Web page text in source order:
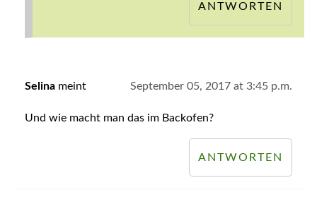
ANTWORTEN
Selina meint September 05, 2017 at 3:45 p.m.
Und wie macht man das im Backofen?
ANTWORTEN